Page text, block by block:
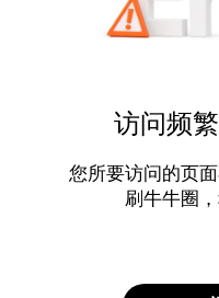
访问频
您所要访问的页
刷牛牛圈